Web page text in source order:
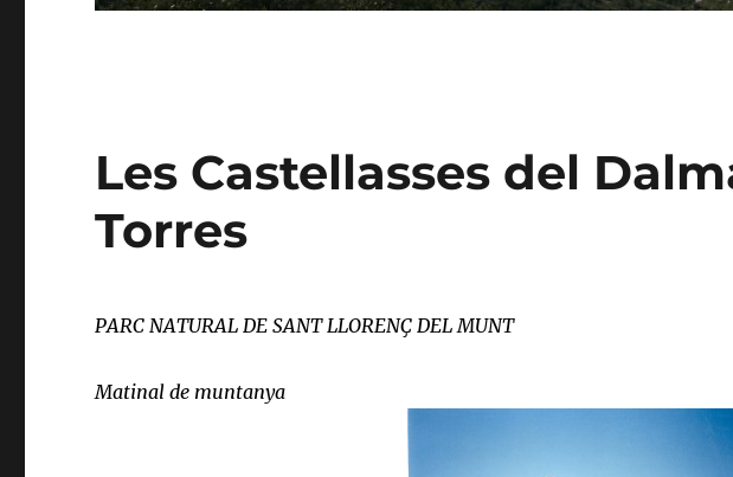
Les Castellasses del
Torres
PARC NATURAL DE SANT LLORENÇ DEL MUNT
Matinal de muntanya